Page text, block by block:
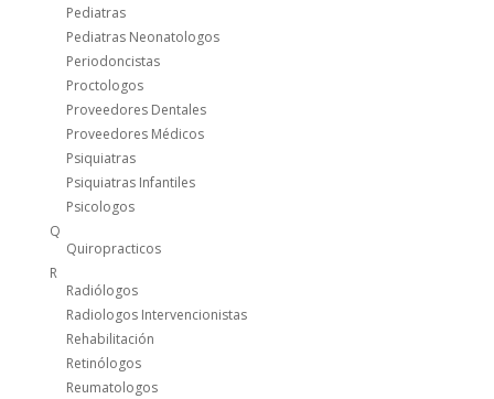
Pediatras
Pediatras Neonatologos
Periodoncistas
Proctologos
Proveedores Dentales
Proveedores Médicos
Psiquiatras
Psiquiatras Infantiles
Psicologos
Q
Quiropracticos
R
Radiólogos
Radiologos Intervencionistas
Rehabilitación
Retinólogos
Reumatologos